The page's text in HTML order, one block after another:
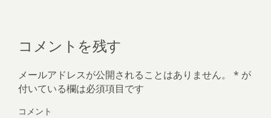
コメントを残す
メールアドレスが公開されることはありません。 * が
付いている欄は必須項目です
コメント